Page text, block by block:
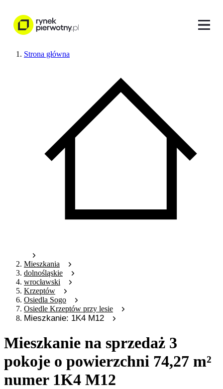
Strona główna
Mieszkania
dolnośląskie
wrocławski
Krzeptów
Osiedla Sogo
Osiedle Krzeptów przy lesie
Mieszkanie: 1K4 M12
Mieszkanie na sprzedaż 3
pokoje o powierzchni 74,27 m²
numer 1K4 M12